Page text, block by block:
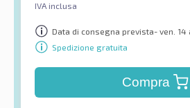
IVA inclusa
Data di consegna prevista- ven. 14
Spedizione gratuita
Compra